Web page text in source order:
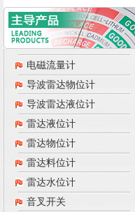
电磁流量计
导波雷达物位计
导波雷达液位计
雷达液位计
雷达物位计
雷达料位计
雷达水位计
音叉开关